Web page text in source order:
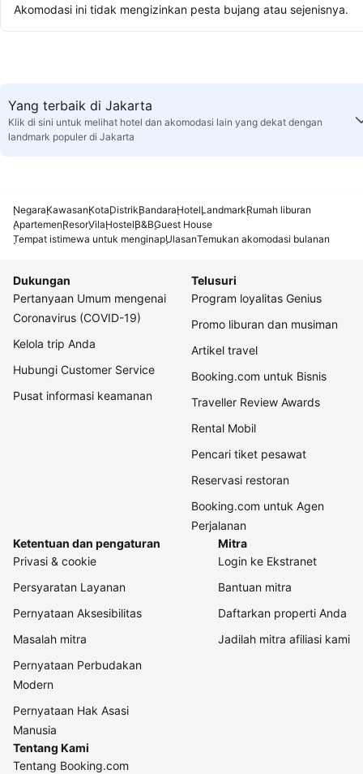
Akomodasi ini tidak mengizinkan pesta bujang atau sejenisnya.
Yang terbaik di Jakarta
Klik di sini untuk melihat hotel dan akomodasi lain yang dekat dengan
landmark populer di Jakarta
NegaraKawasanKotaDistrikBandaraHotelLandmarkRumah liburan
ApartemenResorVilaHostelB&BGuest House
Tempat istimewa untuk menginapUlasanTemukan akomodasi bulanan
Dukungan
Pertanyaan Umum mengenai
Coronavirus (COVID-19)
Kelola trip Anda
Hubungi Customer Service
Pusat informasi keamanan
Telusuri
Program loyalitas Genius
Promo liburan dan musiman
Artikel travel
Booking.com untuk Bisnis
Traveller Review Awards
Rental Mobil
Pencari tiket pesawat
Reservasi restoran
Booking.com untuk Agen
Perjalanan
Ketentuan dan pengaturan
Privasi & cookie
Persyaratan Layanan
Pernyataan Aksesibilitas
Masalah mitra
Pernyataan Perbudakan
Modern
Pernyataan Hak Asasi
Manusia
Mitra
Login ke Ekstranet
Bantuan mitra
Daftarkan properti Anda
Jadilah mitra afiliasi kami
Tentang Kami
Tentang Booking.com